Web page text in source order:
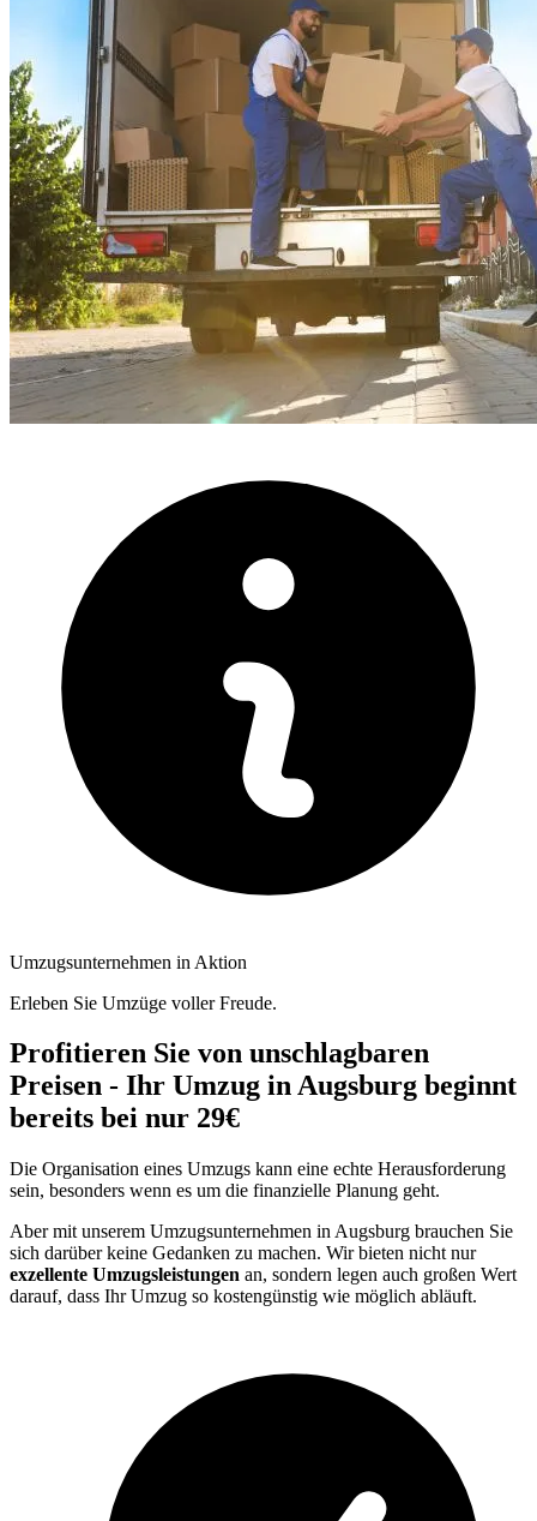
Umzugsunternehmen in Aktion
Erleben Sie Umzüge voller Freude.
Profitieren Sie von unschlagbaren
Preisen - Ihr Umzug in Augsburg beginnt
bereits bei nur 29€
Die Organisation eines Umzugs kann eine echte Herausforderung
sein, besonders wenn es um die finanzielle Planung geht.
Aber mit unserem Umzugsunternehmen in Augsburg brauchen Sie
sich darüber keine Gedanken zu machen. Wir bieten nicht nur
exzellente Umzugsleistungen an, sondern legen auch großen Wert
darauf, dass Ihr Umzug so kostengünstig wie möglich abläuft.